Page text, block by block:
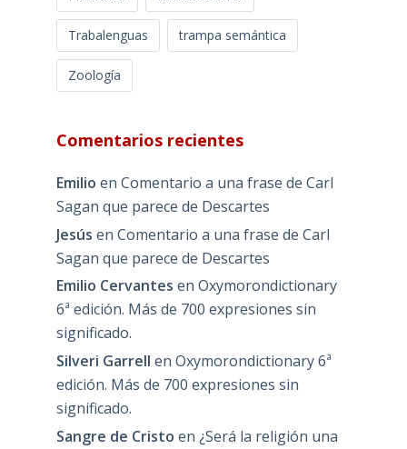
Trabalenguas trampa semántica
Zoología
Comentarios recientes
Emilio en Comentario a una frase de Carl
Sagan que parece de Descartes
Jesús en Comentario a una frase de Carl
Sagan que parece de Descartes
Emilio Cervantes en Oxymorondictionary
6ª edición. Más de 700 expresiones sin
significado.
Silveri Garrell en Oxymorondictionary 6ª
edición. Más de 700 expresiones sin
significado.
Sangre de Cristo en ¿Será la religión una